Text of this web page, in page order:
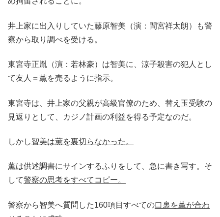
井上家に出入りしていた藤原智美（演：間宮祥太朗）も警
察から取り調べを受ける。
東宮寺正胤（演：若林豪）は智美に、涼子殺害の犯人とし
て友人＝薫を売るように指示。
東宮寺は、井上家の父親が高級官僚のため、替え玉受験の
見返りとして、カジノ計画の利益を得る予定なのだ。
しかし智美は薫を裏切らなかった。
薫は供述調書にサインするふりをして、急に書き写す。そ
して警察の思考をすべてコピー。
警察から智美へ質問した160項目すべての口裏を薫が合わ